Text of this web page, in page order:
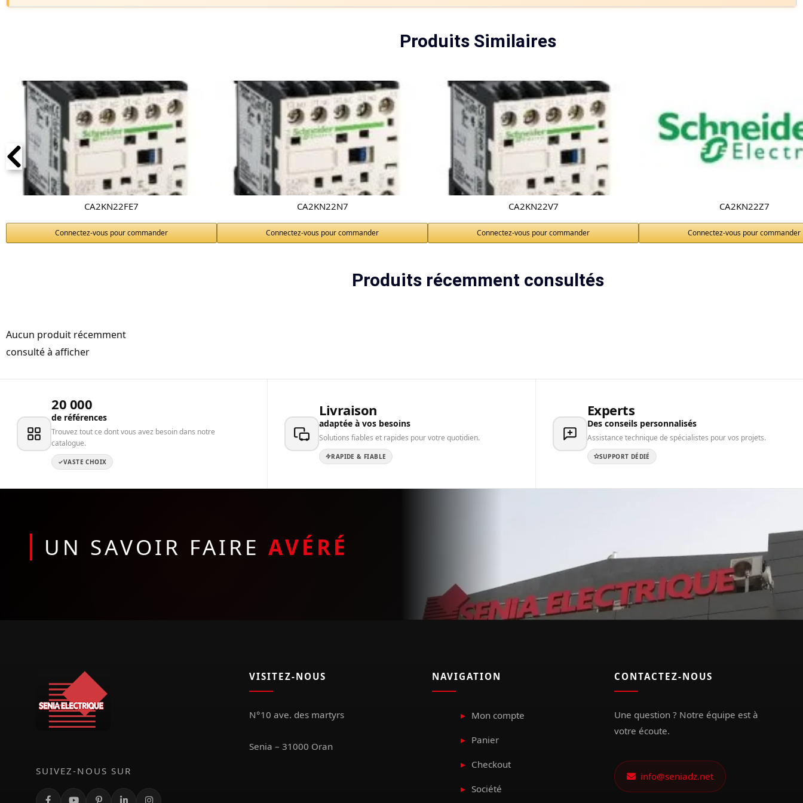
Produits Similaires
CA2KN22FE7
Connectez-vous pour commander
CA2KN22N7
Connectez-vous pour commander
CA2KN22V7
Connectez-vous pour commander
CA2KN22Z7
Connectez-vous pour commander
Produits récemment consultés
Aucun produit récemment
consulté à afficher
20 000
de références
Trouvez tout ce dont vous avez besoin dans notre
catalogue.
VASTE CHOIX
Livraison
adaptée à vos besoins
Solutions fiables et rapides pour votre quotidien.
RAPIDE & FIABLE
Experts
Des conseils personnalisés
Assistance technique de spécialistes pour vos projets.
SUPPORT DÉDIÉ
UN SAVOIR FAIRE AVÉRÉ
SUIVEZ-NOUS SUR
VISITEZ-NOUS
N°10 ave. des martyrs
Senia – 31000 Oran
NAVIGATION
Mon compte
Panier
Checkout
Société
CONTACTEZ-NOUS
Une question ? Notre équipe est à
votre écoute.
info@seniadz.net